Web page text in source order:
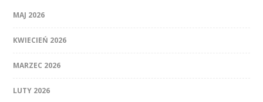
MAJ 2026
KWIECIEŃ 2026
MARZEC 2026
LUTY 2026